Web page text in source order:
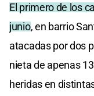
El primero de los
junio, en barrio
atacadas por dos
nieta de apenas
heridas en